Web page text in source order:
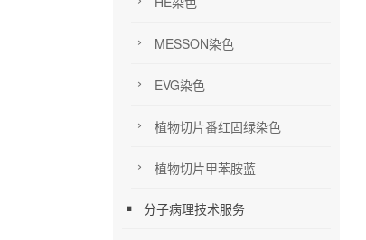
MESSON染色
EVG染色
植物切片番红固绿染色
植物切片甲苯胺蓝
分子病理技术服务